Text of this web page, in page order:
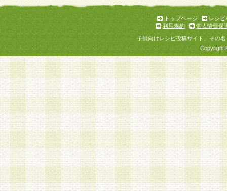
トップページ
レシピ
利用規約
個人情報保
子供向けレシピ投稿サイト、その
Copyright